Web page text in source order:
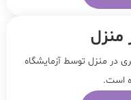
منزل
در منزل توسط آزمایشگاه
است.